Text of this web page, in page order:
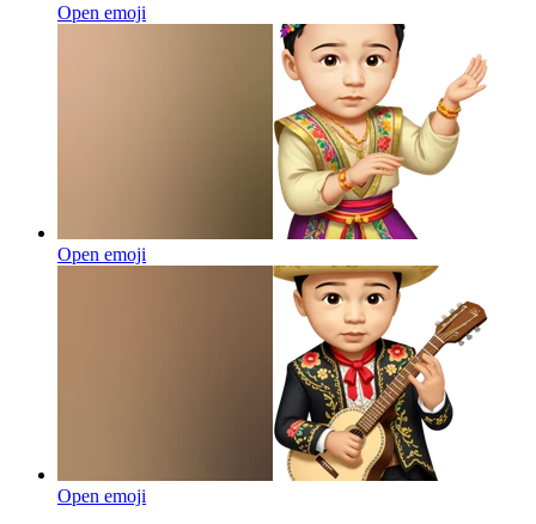
Open emoji
Open emoji
Open emoji